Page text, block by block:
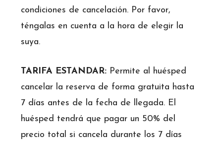
condiciones de cancelación. Por favor,
téngalas en cuenta a la hora de elegir la
suya.
TARIFA ESTANDAR: Permite al huésped
cancelar la reserva de forma gratuita hasta
7 días antes de la fecha de llegada. El
huésped tendrá que pagar un 50% del
precio total si cancela durante los 7 días